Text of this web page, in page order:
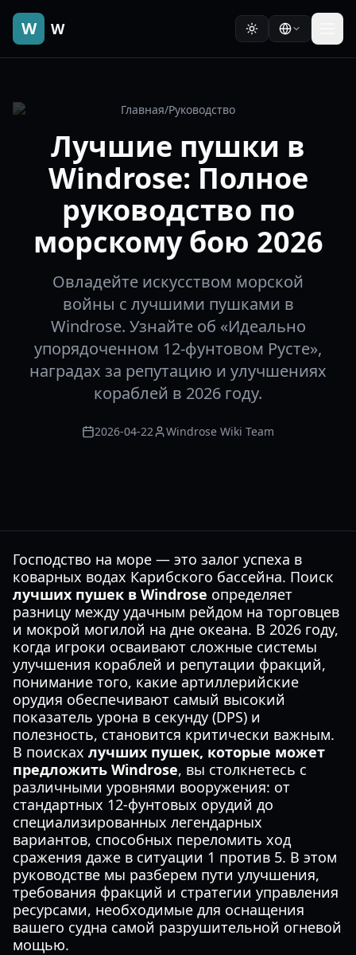
W W
Главная/Руководство
Лучшие пушки в
Windrose: Полное
руководство по
морскому бою 2026
Овладейте искусством морской
войны с лучшими пушками в
Windrose. Узнайте об «Идеально
упорядоченном 12-фунтовом Русте»,
наградах за репутацию и улучшениях
кораблей в 2026 году.
2026-04-22 Windrose Wiki Team
Господство на море — это залог успеха в
коварных водах Карибского бассейна. Поиск
лучших пушек в Windrose определяет
разницу между удачным рейдом на торговцев
и мокрой могилой на дне океана. В 2026 году,
когда игроки осваивают сложные системы
улучшения кораблей и репутации фракций,
понимание того, какие артиллерийские
орудия обеспечивают самый высокий
показатель урона в секунду (DPS) и
полезность, становится критически важным.
В поисках лучших пушек, которые может
предложить Windrose, вы столкнетесь с
различными уровнями вооружения: от
стандартных 12-фунтовых орудий до
специализированных легендарных
вариантов, способных переломить ход
сражения даже в ситуации 1 против 5. В этом
руководстве мы разберем пути улучшения,
требования фракций и стратегии управления
ресурсами, необходимые для оснащения
вашего судна самой разрушительной огневой
мощью.